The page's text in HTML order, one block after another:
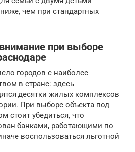
чем при стандартных
при выборе
городов с наиболее
в стране: здесь
десятки жилых комплексов
При выборе объекта под
стоит убедиться, что
банками, работающими по
воспользоваться льготной